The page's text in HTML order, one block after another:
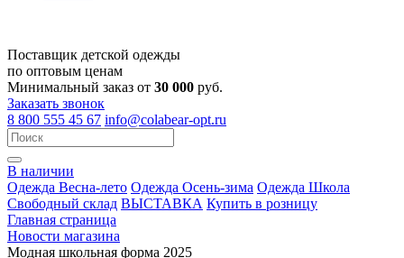
Поставщик детской одежды
по оптовым ценам
Минимальный заказ от 30 000 руб.
Заказать звонок
8 800 555 45 67 info@colabear-opt.ru
В наличии
Одежда Весна-лето Одежда Осень-зима Одежда Школа
Свободный склад ВЫСТАВКА Купить в розницу
Главная страница
Новости магазина
Модная школьная форма 2025